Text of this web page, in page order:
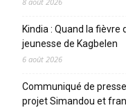
Kindia : Quand la fièvre
jeunesse de Kagbelen
6 août 2026
Communiqué de
projet Simandou et